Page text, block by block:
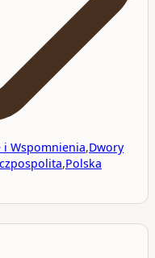
i Wspomnienia,Dwory
,Polska